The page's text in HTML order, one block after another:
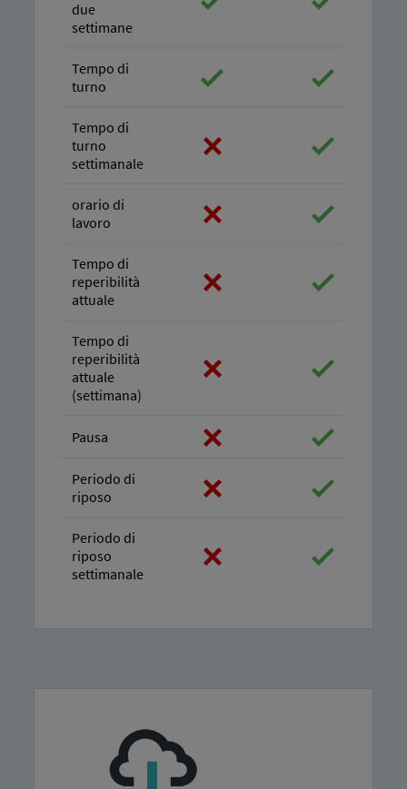
due
settimane
Tempo di
turno
Tempo di
turno
settimanale
orario di
lavoro
Tempo di
reperibilità
attuale
Tempo di
reperibilità
attuale
(settimana)
Pausa
Periodo di
riposo
Periodo di
riposo
settimanale